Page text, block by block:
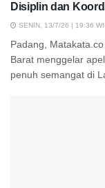
Disiplin dan
SENIN, 13/7/26 | 19:36
Padang,
Barat menggelar
penuh semangat di